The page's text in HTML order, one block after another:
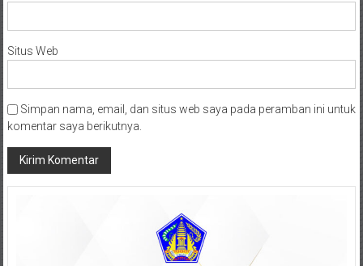
Situs Web
Simpan nama, email, dan situs web saya pada peramban ini untuk
komentar saya berikutnya.